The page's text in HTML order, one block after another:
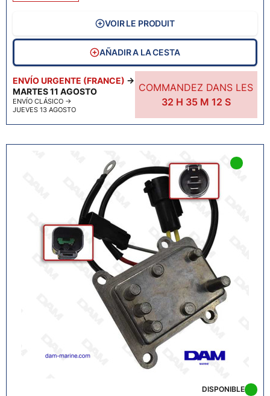
ENVÍO URGENTE (FRANCE) →
MARTES 11 AGOSTO
ENVÍO CLÁSICO →
JUEVES 13 AGOSTO
COMMANDEZ DANS LES
32 H 35 M11S
VOIR LE PRODUIT
AÑADIR A LA CESTA
DISPONIBLE